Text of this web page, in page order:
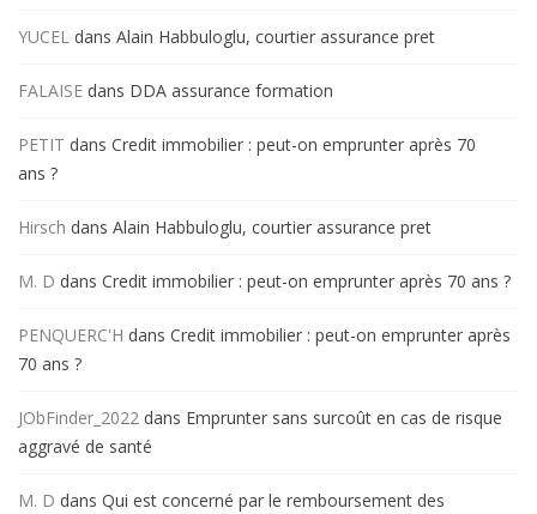
YUCEL dans Alain Habbuloglu, courtier assurance pret
FALAISE dans DDA assurance formation
PETIT dans Credit immobilier : peut-on emprunter après 70
ans ?
Hirsch dans Alain Habbuloglu, courtier assurance pret
M. D dans Credit immobilier : peut-on emprunter après 70 ans ?
PENQUERC'H dans Credit immobilier : peut-on emprunter après
70 ans ?
JObFinder_2022 dans Emprunter sans surcoût en cas de risque
aggravé de santé
M. D dans Qui est concerné par le remboursement des